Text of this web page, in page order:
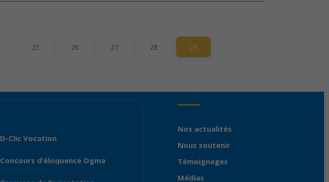
… 25 26 27 28 29
D-Clic Vocation
Concours d’éloquence Ogma
Nos actualités
Nous soutenir
Témoignages
Médias